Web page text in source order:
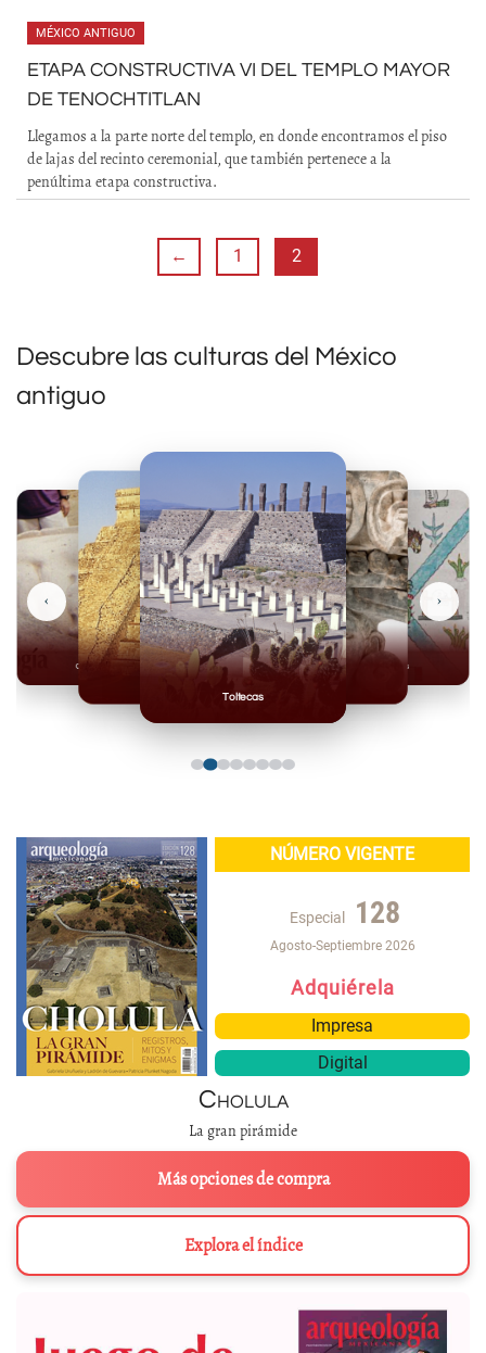
MÉXICO ANTIGUO
ETAPA CONSTRUCTIVA VI DEL TEMPLO MAYOR
DE TENOCHTITLAN
Llegamos a la parte norte del templo, en donde encontramos el piso
de lajas del recinto ceremonial, que también pertenece a la
penúltima etapa constructiva.
← 1 2
Descubre las culturas del México
antiguo
Toltecas
Mexicas
Olmecas
‹ ›
NÚMERO VIGENTE
Especial 128
Agosto-Septiembre 2026
Adquiérela
Impresa
Digital
Cholula
La gran pirámide
Más opciones de compra
Explora el índice